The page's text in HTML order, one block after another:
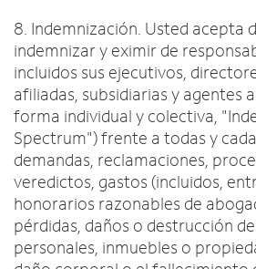
8. Indemnización. Usted acepta
indemnizar y eximir de
incluidos sus ejecutivos,
afiliadas, subsidiarias y agentes
forma individual y colectiva,
Spectrum") frente a todas y
demandas, reclamaciones,
veredictos, gastos (incluidos,
honorarios razonables de
pérdidas, daños o destrucción
personales, inmuebles o